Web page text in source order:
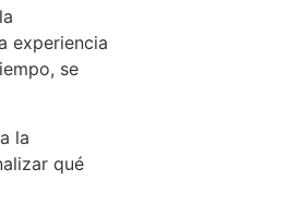
experiencia
se
la
qué